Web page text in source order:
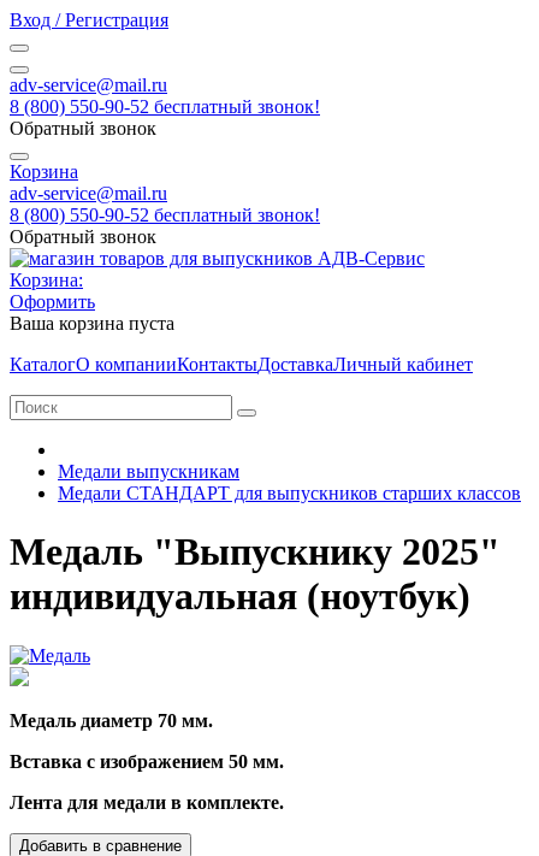
Вход / Регистрация
adv-service@mail.ru
8 (800) 550-90-52 бесплатный звонок!
Обратный звонок
Корзина
adv-service@mail.ru
8 (800) 550-90-52 бесплатный звонок!
Обратный звонок
Корзина:
Оформить
Ваша корзина пуста
КаталогО компанииКонтактыДоставкаЛичный кабинет
Медали выпускникам
Медали СТАНДАРТ для выпускников старших классов
Медаль "Выпускнику 2025"
индивидуальная (ноутбук)
Медаль диаметр 70 мм.
Вставка с изображением 50 мм.
Лента для медали в комплекте.
Добавить в сравнение